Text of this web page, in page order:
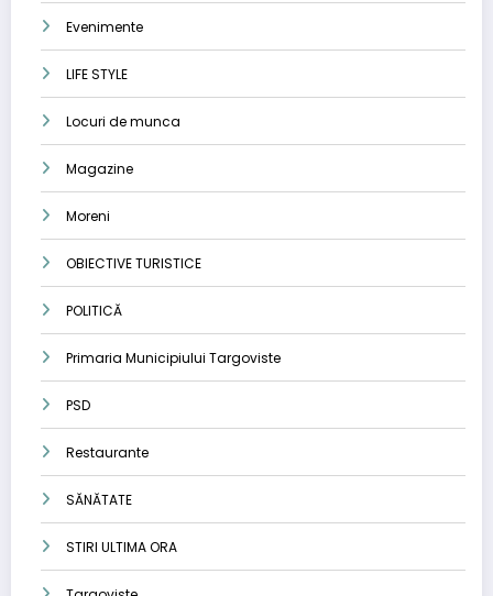
Evenimente
LIFE STYLE
Locuri de munca
Magazine
Moreni
OBIECTIVE TURISTICE
POLITICĂ
Primaria Municipiului Targoviste
PSD
Restaurante
SĂNĂTATE
STIRI ULTIMA ORA